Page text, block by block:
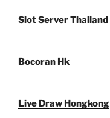
Slot Server Thailand
Bocoran Hk
Live Draw Hongkong